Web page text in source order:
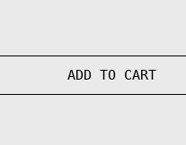
ADD TO CART
(EUR €)